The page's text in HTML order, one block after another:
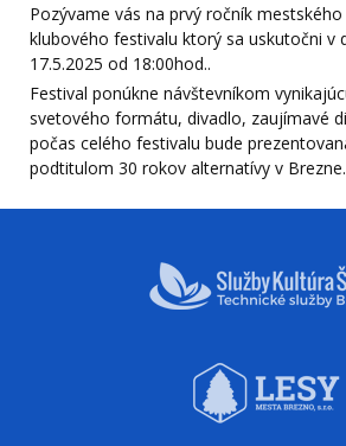
Pozývame vás na prvý ročník
klubového festivalu ktorý sa uskutočni v
17.5.2025 od 18:00hod..
Festival ponúkne návštevníkom
svetového formátu, divadlo, zaujímavé
počas celého festivalu bude
podtitulom 30 rokov alternatívy v Brezne.